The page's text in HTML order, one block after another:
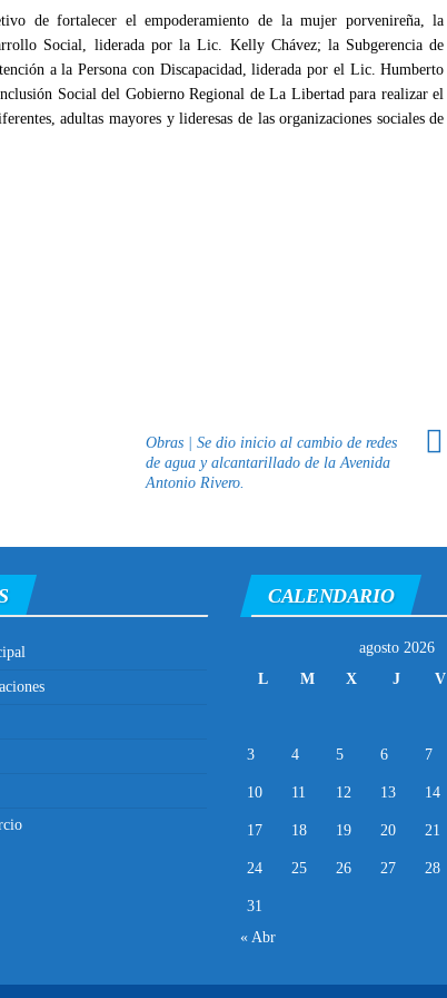
de fortalecer el empoderamiento de la mujer porvenireña, la
Social, liderada por la Lic. Kelly Chávez; la Subgerencia de
a la Persona con Discapacidad, liderada por el Lic. Humberto
Social del Gobierno Regional de La Libertad para realizar el
adultas mayores y lideresas de las organizaciones sociales de
Obras | Se dio inicio al cambio de redes
de agua y alcantarillado de la Avenida
Antonio Rivero.
CALENDARIO
agosto 2026
L
M X J V
3 4 5 6 7
10 11 12 13 14
17 18 19 20 21
24 25 26 27 28
31
« Abr